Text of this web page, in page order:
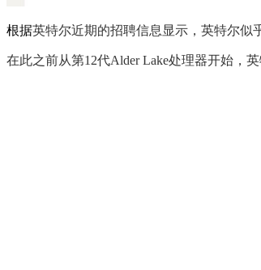
根据英特尔近期的招聘信息显示，英特尔似
在此之前从第12代Alder Lake处理器开始，